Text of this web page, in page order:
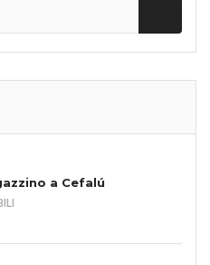
a Cefalú